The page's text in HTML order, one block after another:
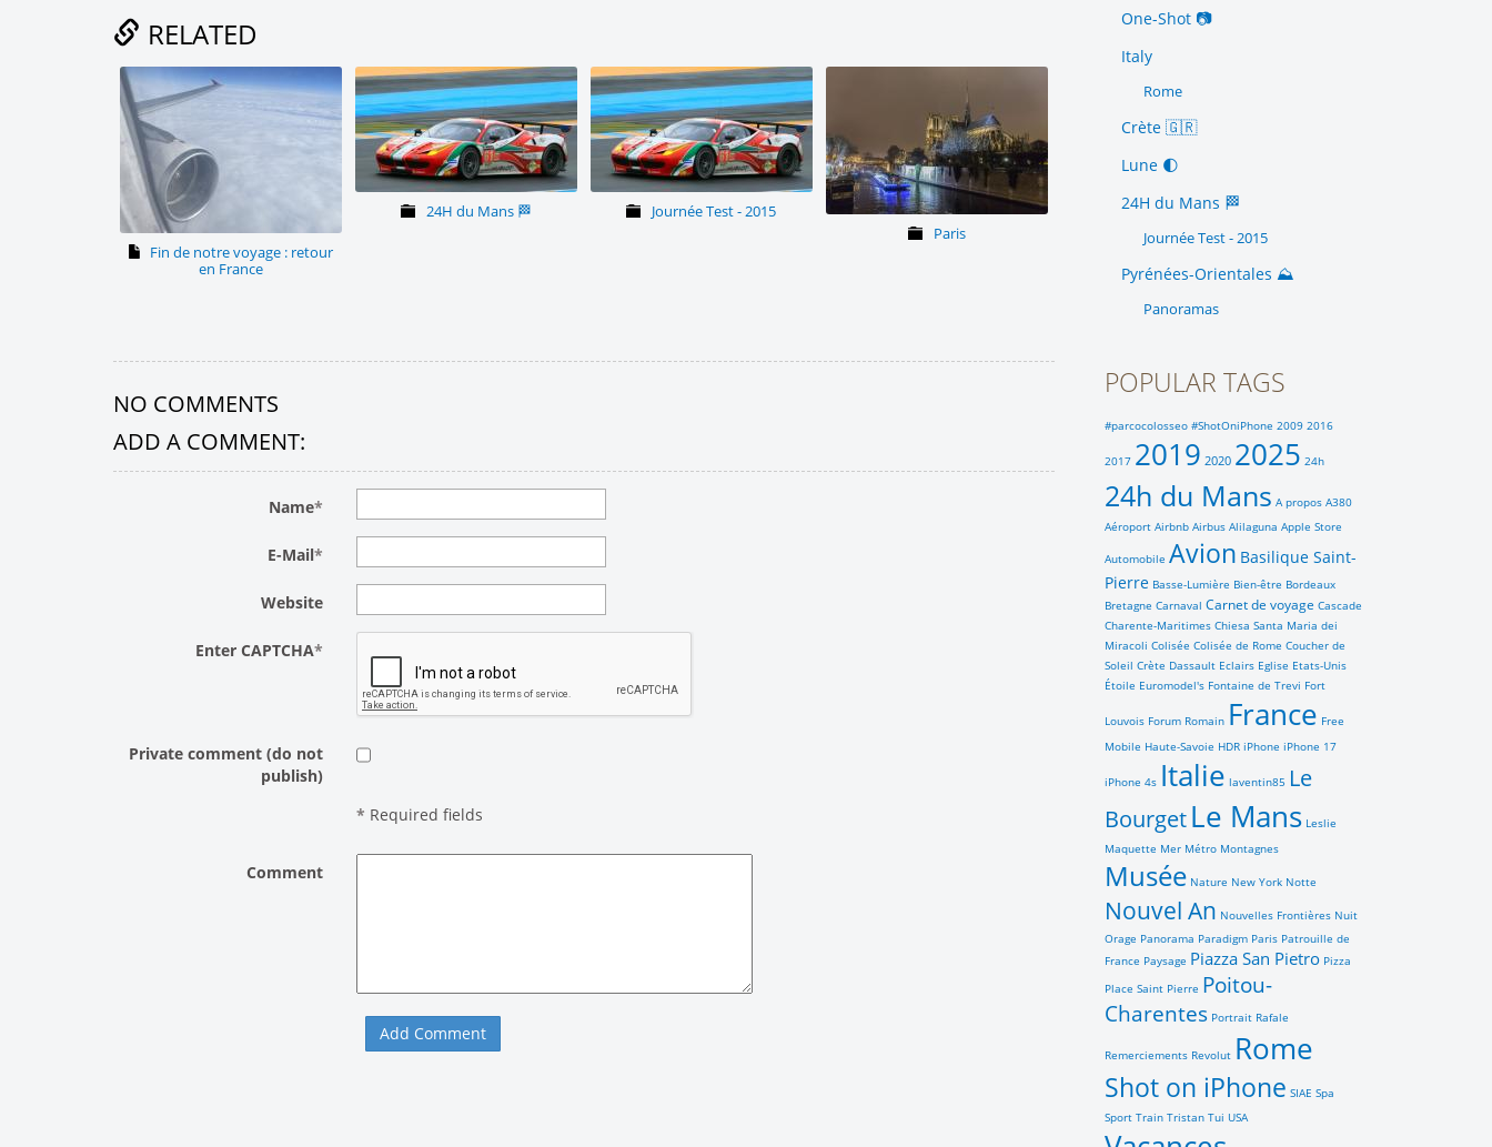
RELATED
Fin de notre voyage : retour
en France
24H du Mans 🏁
Journée Test - 2015
Paris
NO COMMENTS
ADD A COMMENT:
Name*
E-Mail*
Website
Enter CAPTCHA*
Private comment (do not
publish)
* Required fields
Comment
One-Shot 📷
Italy
Rome
Crète 🇬🇷
Lune 🌓
24H du Mans 🏁
Journée Test - 2015
Pyrénées-Orientales ⛰️
Panoramas
POPULAR TAGS
#parcocolosseo #ShotOniPhone 2009 2016
2017 2019 2020 2025 24h
24h du Mans A propos A380
Aéroport Airbnb Airbus Alilaguna Apple Store
Automobile Avion Basilique Saint-
Pierre Basse-Lumière Bien-être Bordeaux
Bretagne Carnaval Carnet de voyage Cascade
Charente-Maritimes Chiesa Santa Maria dei
Miracoli Colisée Colisée de Rome Coucher de
Soleil Crète Dassault Eclairs Eglise Etats-Unis
Étoile Euromodel's Fontaine de Trevi Fort
Louvois Forum Romain France Free
Mobile Haute-Savoie HDR iPhone iPhone 17
iPhone 4s Italie laventin85 Le
Bourget Le Mans Leslie
Maquette Mer Métro Montagnes
Musée Nature New York Notte
Nouvel An Nouvelles Frontières Nuit
Orage Panorama Paradigm Paris Patrouille de
France Paysage Piazza San Pietro Pizza
Place Saint Pierre Poitou-
Charentes Portrait Rafale
Remerciements Revolut Rome
Shot on iPhone SIAE Spa
Sport Train Tristan Tui USA